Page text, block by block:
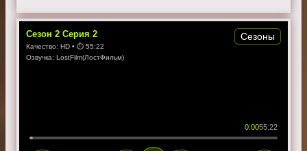
Сезон 2 Серия 2
Качество: HD • ⏱ 55:22
Озвучка: LostFilm(ЛостФильм)
0:0055:22
Сезоны